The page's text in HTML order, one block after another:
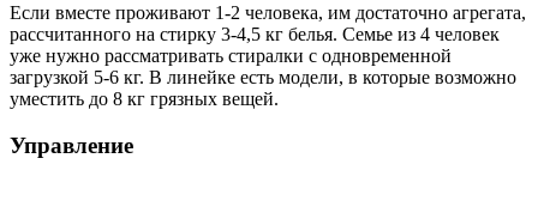
Если вместе проживают 1-2 человека, им достаточно агрегата,
рассчитанного на стирку 3-4,5 кг белья. Семье из 4 человек
уже нужно рассматривать стиралки с одновременной
загрузкой 5-6 кг. В линейке есть модели, в которые возможно
уместить до 8 кг грязных вещей.
Управление